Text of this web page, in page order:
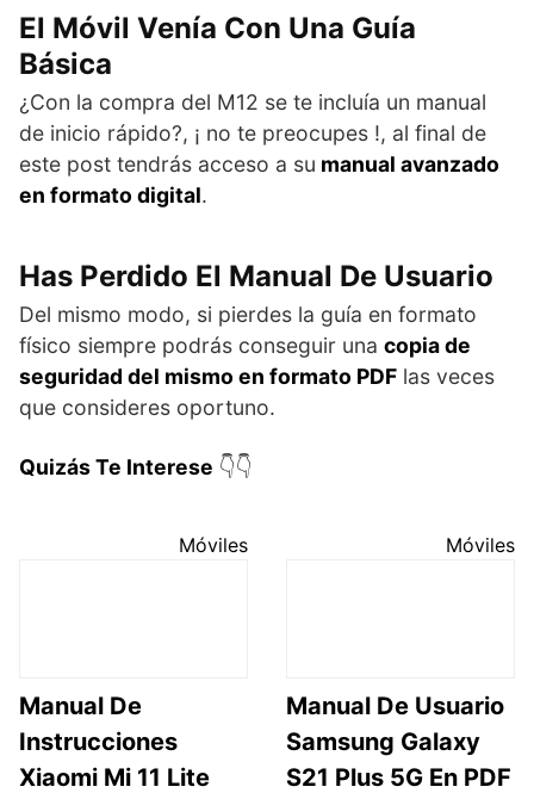
El Móvil Venía Con Una Guía
Básica
¿Con la compra del M12 se te incluía un manual
de inicio rápido?, ¡ no te preocupes !, al final de
este post tendrás acceso a su manual avanzado
en formato digital.
Has Perdido El Manual De Usuario
Del mismo modo, si pierdes la guía en formato
físico siempre podrás conseguir una copia de
seguridad del mismo en formato PDF las veces
que consideres oportuno.
Quizás Te Interese 👇👇
Móviles
Manual De
Instrucciones
Xiaomi Mi 11 Lite
Móviles
Manual De Usuario
Samsung Galaxy
S21 Plus 5G En PDF